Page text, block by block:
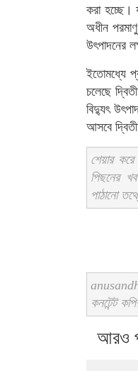
করা হচ্ছে।
অধীন
উৎপাদনের
ইতোমধ্যে
চলেছে
বিদ্যুৎ
আসবে
শেয়ার
পিছনের
পাঠানো
কনটেন্ট
আরও